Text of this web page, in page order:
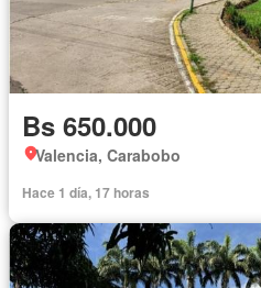
Bs 650.000
Valencia, Carabobo
Hace 1 día, 17 horas